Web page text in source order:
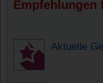
Empfehlungen
Aktuelle